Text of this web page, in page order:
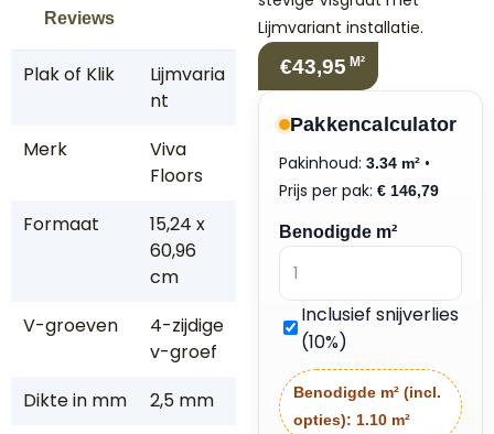
Reviews
Plak of Klik
Lijmvaria
nt
Merk
Viva
Floors
Formaat
15,24 x
60,96
cm
V-groeven
4-zijdige
v-groef
Dikte in mm
2,5 mm
Lijmvariant installatie.
€43,95 M²
Pakkencalculator
Pakinhoud: 3.34 m² •
Prijs per pak: € 146,79
Benodigde m²
Inclusief snijverlies
(10%)
Benodigde m² (incl.
opties): 1.10 m²